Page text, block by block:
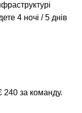
4 ночі / 5 днів
240 за команду.